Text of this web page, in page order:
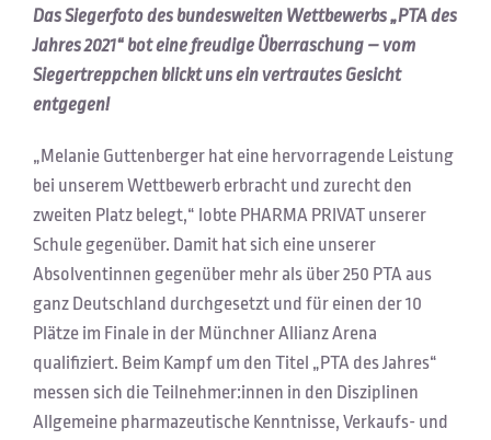
Das Siegerfoto des bundesweiten Wettbewerbs „PTA des
Jahres 2021“ bot eine freudige Überraschung – vom
Siegertreppchen blickt uns ein vertrautes Gesicht
entgegen!
„Melanie Guttenberger hat eine hervorragende Leistung
bei unserem Wettbewerb erbracht und zurecht den
zweiten Platz belegt,“ lobte PHARMA PRIVAT unserer
Schule gegenüber. Damit hat sich eine unserer
Absolventinnen gegenüber mehr als über 250 PTA aus
ganz Deutschland durchgesetzt und für einen der 10
Plätze im Finale in der Münchner Allianz Arena
qualifiziert. Beim Kampf um den Titel „PTA des Jahres“
messen sich die Teilnehmer:innen in den Disziplinen
Allgemeine pharmazeutische Kenntnisse, Verkaufs- und